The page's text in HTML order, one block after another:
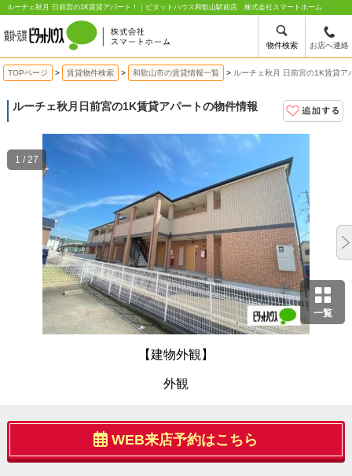
物件検索 お店へ連絡
ルーチェ秋月 日前宮の1K賃貸アパート！｜ピタットハウス和歌山駅前店 株式会社スマートホーム
TOPページ 賃貸物件検索 和歌山市の賃貸情報一覧 ルーチェ秋月 日前宮の1K賃貸ア
ルーチェ秋月 日前宮の1K賃貸アパートの物件情報
一覧
【建物外観】
外観
1 / 27
WEB来店予約はこちら